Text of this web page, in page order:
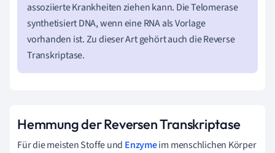
assoziierte Krankheiten ziehen kann. Die Telomerase
synthetisiert DNA, wenn eine RNA als Vorlage
vorhanden ist. Zu dieser Art gehört auch die Reverse
Transkriptase.
Hemmung der Reversen Transkriptase
Für die meisten Stoffe und Enzymeim menschlichen Körper